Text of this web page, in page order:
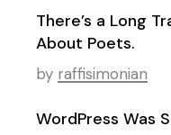
There’s a Long
About Poets.
by raffisimonian
WordPress Was